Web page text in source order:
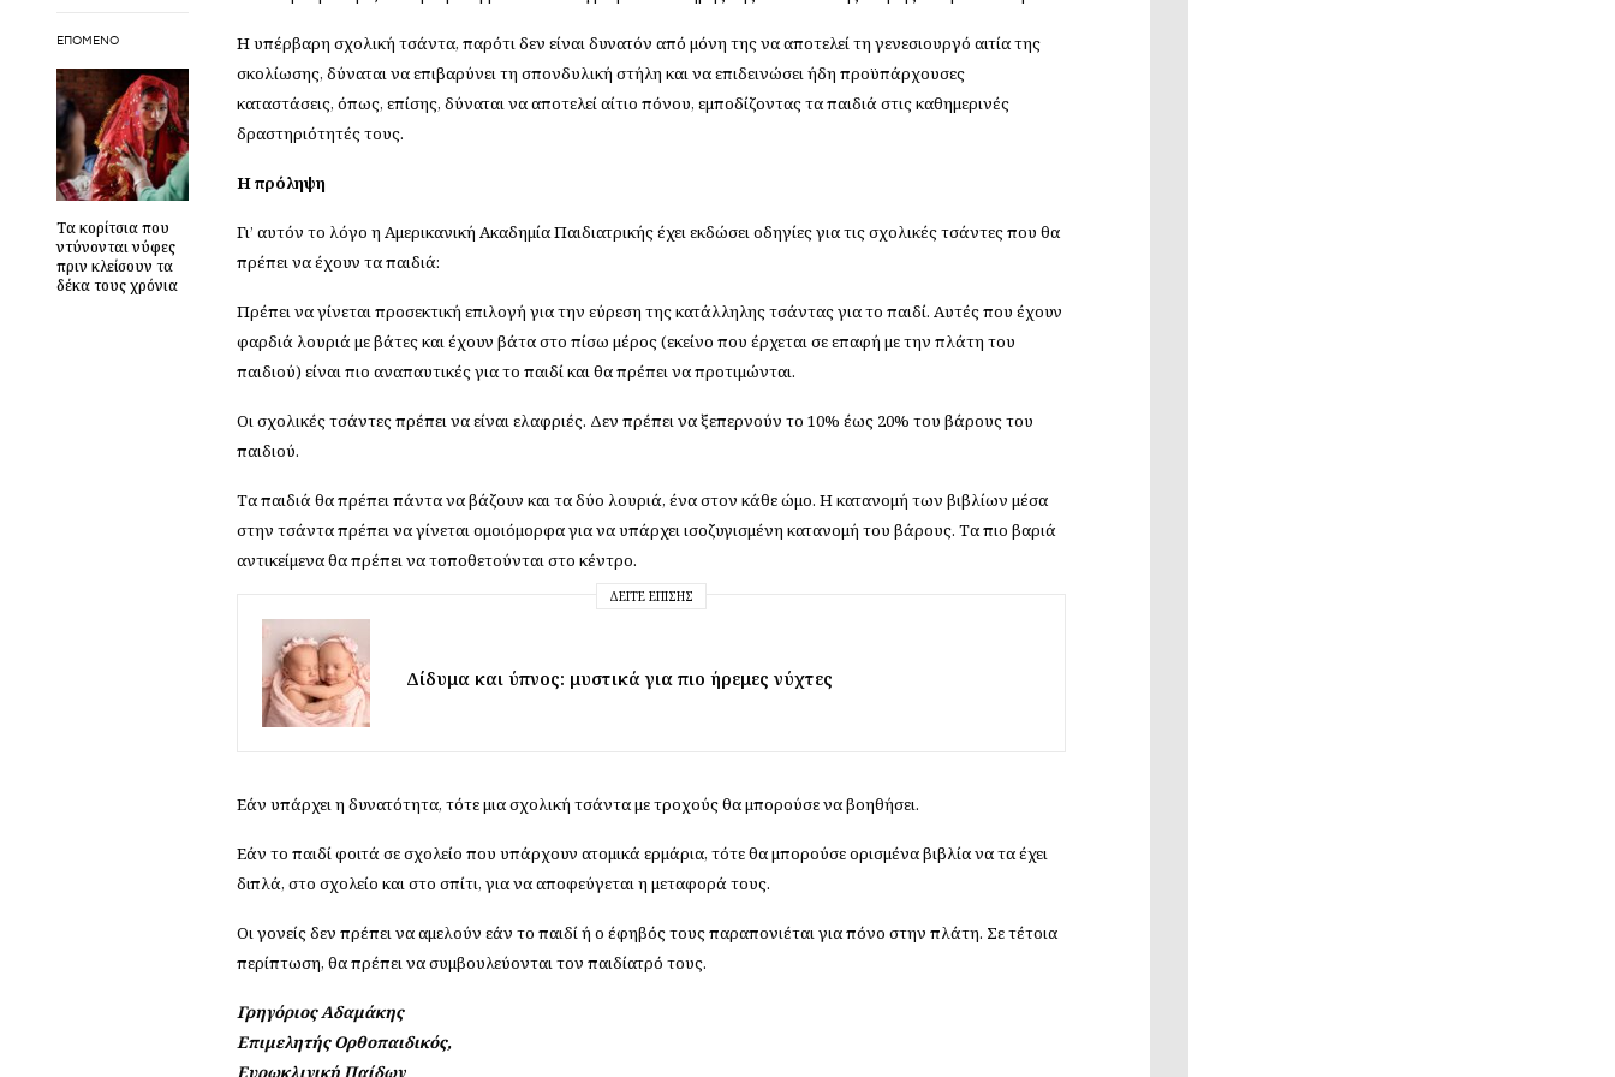
ΕΠΌΜΕΝΟ
Τα κορίτσια που
ντύνονται νύφες
πριν κλείσουν τα
δέκα τους χρόνια
Η υπέρβαρη σχολική τσάντα, παρότι δεν είναι δυνατόν από μόνη της να αποτελεί τη γενεσιουργό αιτία της
σκολίωσης, δύναται να επιβαρύνει τη σπονδυλική στήλη και να επιδεινώσει ήδη προϋπάρχουσες
καταστάσεις, όπως, επίσης, δύναται να αποτελεί αίτιο πόνου, εμποδίζοντας τα παιδιά στις καθημερινές
δραστηριότητές τους.
Η πρόληψη
Γι’ αυτόν το λόγο η Αμερικανική Ακαδημία Παιδιατρικής έχει εκδώσει οδηγίες για τις σχολικές τσάντες που θα
πρέπει να έχουν τα παιδιά:
Πρέπει να γίνεται προσεκτική επιλογή για την εύρεση της κατάλληλης τσάντας για το παιδί. Αυτές που έχουν
φαρδιά λουριά με βάτες και έχουν βάτα στο πίσω μέρος (εκείνο που έρχεται σε επαφή με την πλάτη του
παιδιού) είναι πιο αναπαυτικές για το παιδί και θα πρέπει να προτιμώνται.
Οι σχολικές τσάντες πρέπει να είναι ελαφριές. Δεν πρέπει να ξεπερνούν το 10% έως 20% του βάρους του
παιδιού.
Τα παιδιά θα πρέπει πάντα να βάζουν και τα δύο λουριά, ένα στον κάθε ώμο. Η κατανομή των βιβλίων μέσα
στην τσάντα πρέπει να γίνεται ομοιόμορφα για να υπάρχει ισοζυγισμένη κατανομή του βάρους. Τα πιο βαριά
αντικείμενα θα πρέπει να τοποθετούνται στο κέντρο.
ΔΕΊΤΕ ΕΠΊΣΗΣ
Δίδυμα και ύπνος: μυστικά για πιο ήρεμες νύχτες
Εάν υπάρχει η δυνατότητα, τότε μια σχολική τσάντα με τροχούς θα μπορούσε να βοηθήσει.
Εάν το παιδί φοιτά σε σχολείο που υπάρχουν ατομικά ερμάρια, τότε θα μπορούσε ορισμένα βιβλία να τα έχει
διπλά, στο σχολείο και στο σπίτι, για να αποφεύγεται η μεταφορά τους.
Οι γονείς δεν πρέπει να αμελούν εάν το παιδί ή ο έφηβός τους παραπονιέται για πόνο στην πλάτη. Σε τέτοια
περίπτωση, θα πρέπει να συμβουλεύονται τον παιδίατρό τους.
Γρηγόριος Αδαμάκης
Επιμελητής Ορθοπαιδικός,
Ευρωκλινική Παίδων